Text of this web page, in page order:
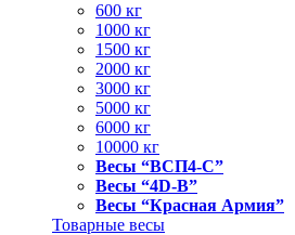
600 кг
1000 кг
1500 кг
2000 кг
3000 кг
5000 кг
6000 кг
10000 кг
Весы “ВСП4-С”
Весы “4D-В”
Весы “Красная Армия”
Товарные весы